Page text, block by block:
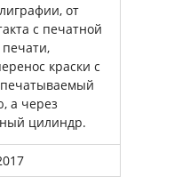
от
с печатной
краски с
а через
цилиндр.